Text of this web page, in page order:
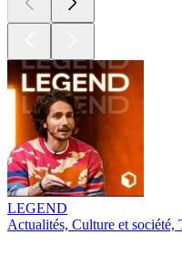
LEGEND
Actualités, Culture et société,